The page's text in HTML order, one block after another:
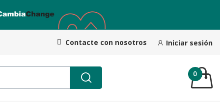
Contacte con nosotros Iniciar sesión
0